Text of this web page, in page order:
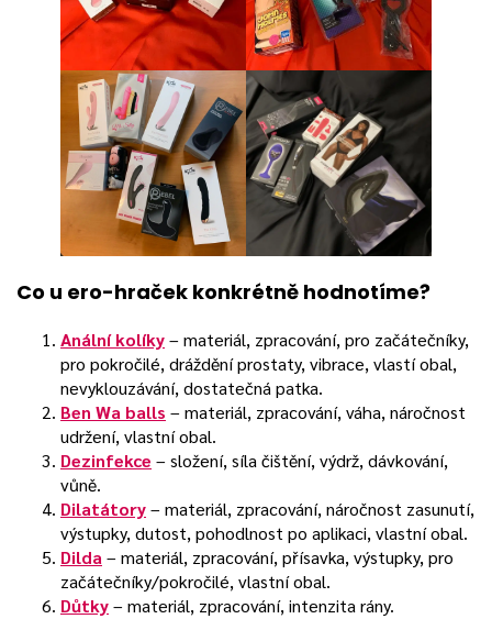
Co u ero-hraček konkrétně hodnotíme?
Anální kolíky– materiál, zpracování, pro začátečníky,
pro pokročilé, dráždění prostaty, vibrace, vlastí obal,
nevyklouzávání, dostatečná patka.
Ben Wa balls – materiál, zpracování, váha, náročnost
udržení, vlastní obal.
Dezinfekce – složení, síla čištění, výdrž, dávkování,
vůně.
Dilatátory– materiál, zpracování, náročnost zasunutí,
výstupky, dutost, pohodlnost po aplikaci, vlastní obal.
Dilda– materiál, zpracování, přísavka, výstupky, pro
začátečníky/pokročilé, vlastní obal.
Důtky– materiál, zpracování, intenzita rány.